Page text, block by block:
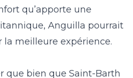
qu’apporte une
Anguilla pourrait
la meilleure expérience.
que bien que Saint-Barth